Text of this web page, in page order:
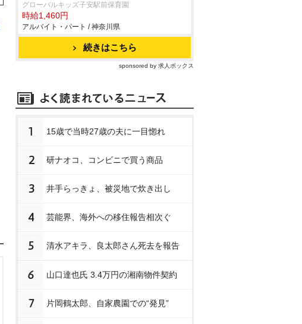
グローバルキッズ子安駅前保育園
時給1,460円
アルバイト・パート / 神奈川県
続きはこちら
sponsored by 求人ボックス
1 15歳で当時27歳の夫に一目惚れ
2 研ナオコ、コンビニで買う商品
3 井手らっきょ、被災地で炊き出し
4 芸能界、海外への移住報告相次ぐ
5 清水アキラ、良太郎さん死去を報告
6 山口達也氏 3.4万円の湘南物件契約
7 片岡鶴太郎、自家農園での“発見”